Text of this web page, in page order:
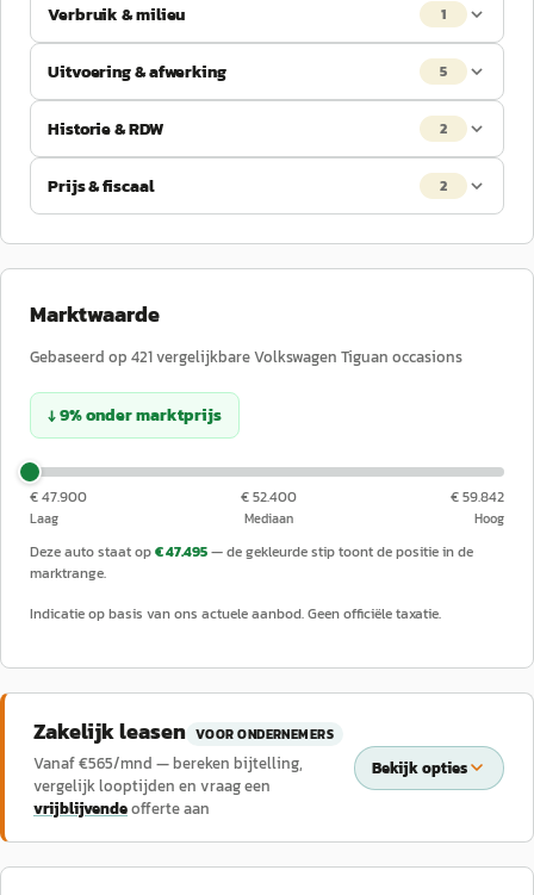
Verbruik & milieu 1
Uitvoering & afwerking 5
Historie & RDW 2
Prijs & fiscaal 2
Marktwaarde
Gebaseerd op 421vergelijkbareVolkswagen Tiguan occasions
↓9%ondermarktprijs
€ 47.900
Laag
€ 52.400
Mediaan
€ 59.842
Hoog
Deze auto staat op€ 47.495— de gekleurde stip toont de positie in de
marktrange.
Indicatie op basis van ons actuele aanbod. Geen officiële taxatie.
Zakelijk leasen VOOR ONDERNEMERS
Vanaf €565/mnd — bereken bijtelling,
vergelijk looptijden en vraag een
vrijblijvendeofferte aan
Bekijk opties